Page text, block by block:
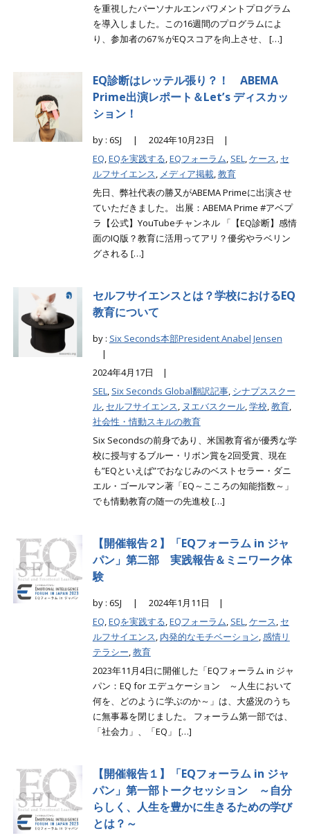
を重視したパーソナルエンパワメントプログラム
を導入しました。この16週間のプログラムによ
り、参加者の67％がEQスコアを向上させ、 […]
EQ診断はレッテル張り？！ ABEMA
Prime出演レポート＆Let’s ディスカッ
ション！
by : 6SJ |
2024年10月23日 |
EQ,EQを実践する,EQフォーラム, SEL,ケース, セ
ルフサイエンス, メディア掲載,教育
先日、弊社代表の勝又がABEMA Primeに出演させ
ていただきました。 出展：ABEMA Prime #アベプ
ラ【公式】YouTubeチャンネル 「【EQ診断】感情
面のIQ版？教育に活用ってアリ？優劣やラベリン
グされる […]
セルフサイエンスとは？学校におけるEQ
教育について
by : Six Seconds本部President Anabel Jensen
|
2024年4月17日 |
SEL, Six Seconds Global翻訳記事, シナプススクー
ル, セルフサイエンス, ヌエバスクール,学校,教育,
社会性・情動スキルの教育
Six Secondsの前身であり、米国教育省が優秀な学
校に授与するブルー・リボン賞を2回受賞、現在
も”EQといえば”でおなじみのベストセラー・ダニ
エル・ゴールマン著「EQ～こころの知能指数～」
でも情動教育の随一の先進校 […]
【開催報告２】「EQフォーラム in ジャ
パン」第二部 実践報告＆ミニワーク体
験
by : 6SJ |
2024年1月11日 |
EQ,EQを実践する,EQフォーラム, SEL,ケース, セ
ルフサイエンス, 内発的なモチベーション,感情リ
テラシー,教育
2023年11月4日に開催した「EQフォーラム in ジャ
パン：EQ for エデュケーション ～人生において
何を、どのように学ぶのか～」は、大盛況のうち
に無事幕を閉じました。 フォーラム第一部では、
「社会力」、「EQ」 […]
【開催報告１】「EQフォーラム in ジャ
パン」第一部トークセッション ～自分
らしく、人生を豊かに生きるための学び
とは？～